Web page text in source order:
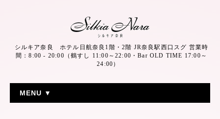
シルキア奈良 ホテル日航奈良1階・2階 JR奈良駅西口スグ 営業時
間：8:00 - 20:00（鶴すし 11:00～22:00・Bar OLD TIME 17:00～
24:00）
MENU ▼